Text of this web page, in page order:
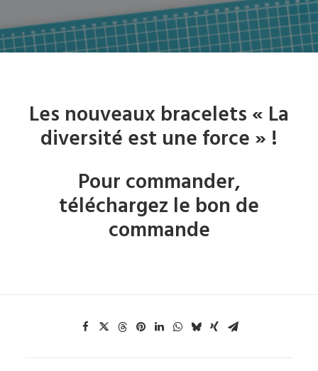
Les nouveaux bracelets « La
diversité est une force » !
Pour commander,
téléchargez le bon de
commande